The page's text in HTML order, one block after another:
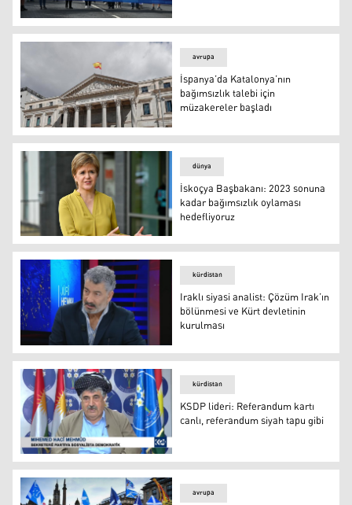
İskoçlar bağımsızlık için yürüdü
İspanya’da Katalonya’nın bağımsızlık talebi için
avrupa
İspanya’da Katalonya’nın
bağımsızlık talebi için
müzakereler başladı
İskoçya Başbakanı: 2023 sonuna kadar bağımsızlık
dünya
İskoçya Başbakanı: 2023 sonuna
kadar bağımsızlık oylaması
hedefliyoruz
Cebbar Meşhedani
kürdistan
Iraklı siyasi analist: Çözüm Irak’ın
bölünmesi ve Kürt devletinin
kurulması
KSDP lideri: Referandum kartı canlı, referandum siyah
kürdistan
KSDP lideri: Referandum kartı
canlı, referandum siyah tapu gibi
avrupa